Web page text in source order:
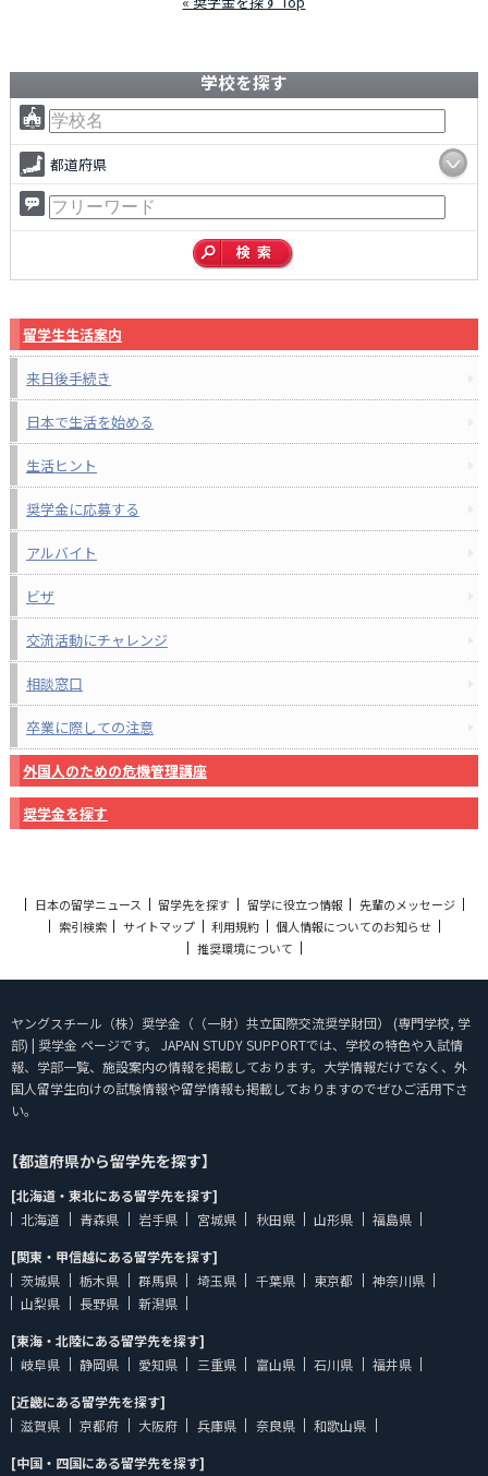
学校を探す
都道府県
留学生生活案内
来日後手続き
日本で生活を始める
生活ヒント
奨学金に応募する
アルバイト
ビザ
交流活動にチャレンジ
相談窓口
卒業に際しての注意
外国人のための危機管理講座
奨学金を探す
日本の留学ニュース 留学先を探す 留学に役立つ情報
先輩のメッセージ
索引検索
サイトマップ 利用規約
個人情報についてのお知らせ
推奨環境について
ヤングスチール（株）奨学金（（一財）共立国際交流奨学財団） (専門学校, 学
部) | 奨学金 ページです。 JAPAN STUDY SUPPORTでは、学校の特色や入試情
報、学部一覧、施設案内の情報を掲載しております。大学情報だけでなく、外
国人留学生向けの試験情報や留学情報も掲載しておりますのでぜひご活用下さ
い。
【都道府県から留学先を探す】
[北海道・東北にある留学先を探す]
北海道
青森県 岩手県 宮城県 秋田県 山形県
福島県
[関東・甲信越にある留学先を探す]
茨城県
栃木県 群馬県 埼玉県 千葉県 東京都
神奈川県
山梨県
長野県
新潟県
[東海・北陸にある留学先を探す]
岐阜県
静岡県 愛知県 三重県 富山県 石川県
福井県
[近畿にある留学先を探す]
滋賀県
京都府 大阪府 兵庫県 奈良県
和歌山県
[中国・四国にある留学先を探す]